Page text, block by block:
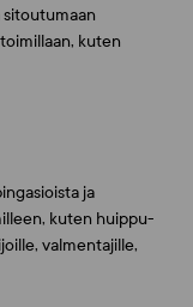
kuten
ja
kuten huippu-
valmentajille,